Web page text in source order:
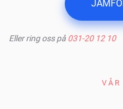
Eller ring oss på 031-20 12 10